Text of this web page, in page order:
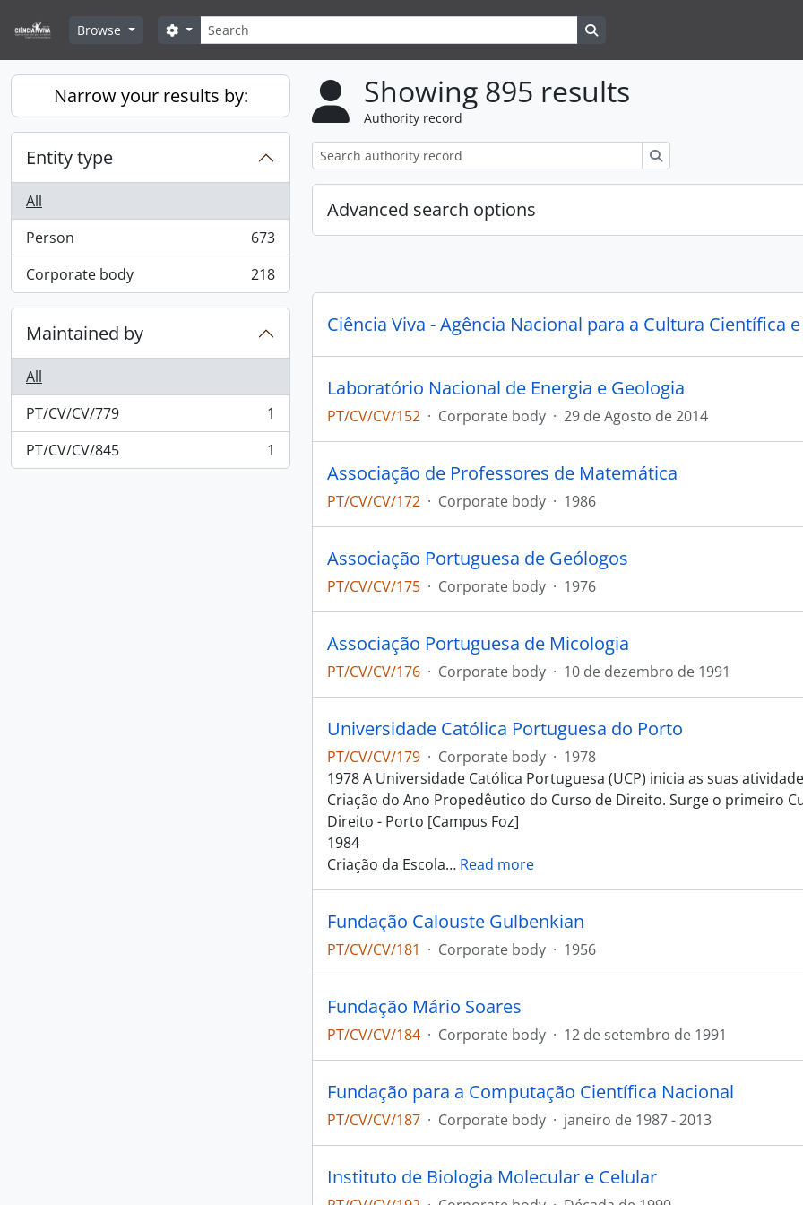
Browse
Search
Search options
Narrow your results by:
Entity type
All
Person
, 673 results
673
Corporate body
, 218 results 218
Maintained by
All
PT/CV/CV/779
, 1 results
1
PT/CV/CV/845
, 1 results 1
Showing 895 results
Authority record
Advanced search options
Ciência Viva - Agência Nacional para a Cultura Científica
Laboratório Nacional de Energia e Geologia
PT/CV/CV/152 · Corporate body · 29 de Agosto de 2014
Associação de Professores de Matemática
PT/CV/CV/172 · Corporate body · 1986
Associação Portuguesa de Geólogos
PT/CV/CV/175 · Corporate body · 1976
Associação Portuguesa de Micologia
PT/CV/CV/176 · Corporate body · 10 de dezembro de 1991
Universidade Católica Portuguesa do Porto
PT/CV/CV/179 · Corporate body · 1978
1978 A Universidade Católica Portuguesa (UCP) inicia as suas
Criação do Ano Propedêutico do Curso de Direito. Surge o primeiro
Direito - Porto [Campus Foz]
1984
Criação da Escola… Read more
Fundação Calouste Gulbenkian
PT/CV/CV/181 · Corporate body · 1956
Fundação Mário Soares
PT/CV/CV/184 · Corporate body · 12 de setembro de 1991
Fundação para a Computação Científica Nacional
PT/CV/CV/187 · Corporate body · janeiro de 1987 - 2013
Instituto de Biologia Molecular e Celular